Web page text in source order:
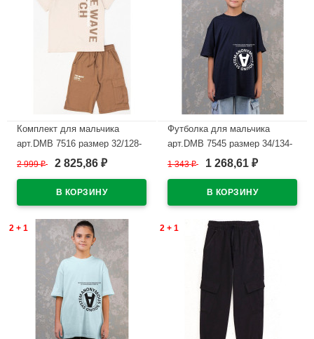
Комплект для мальчика
арт.DMB 7516 размер 32/128-
44/164 (футболка+шорты)
2 999₽ 2 825,86 ₽
Футболка для мальчика
арт.DMB 7545 размер 34/134-
44/164 цвет темно-синий
1 343₽ 1 268,61 ₽
2 + 1 2 + 1